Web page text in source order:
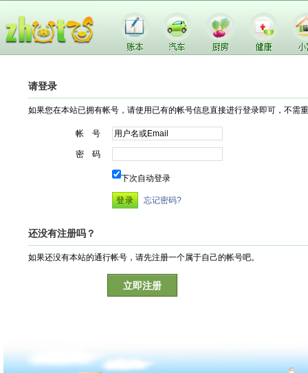
请登录
如果您在本站已拥有帐号，请使用已有的帐号信息直接进行登录即可，不需
帐 号
密 码
下次自动登录
忘记密码?
还没有注册吗？
如果还没有本站的通行帐号，请先注册一个属于自己的帐号吧。
立即注册